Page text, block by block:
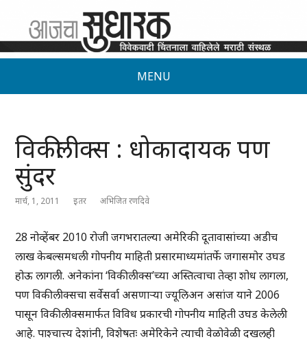
MENU
विकीलीक्स : धोकादायक पण
सुंदर
मार्च, 1, 2011 इतर अभिजित रणदिवे
28 नोव्हेंबर 2010 रोजी जगभरातल्या अमेरिकी दूतावासांच्या अडीच
लाख केबल्समधली गोपनीय माहिती प्रसारमाध्यमांतर्फे जगासमोर उघड
होऊ लागली. अनेकांना ‘विकीलीक्स’च्या अस्तित्वाचा तेव्हा शोध लागला,
पण विकीलीक्सचा सर्वेसर्वा असणाऱ्या ज्यूलिअन असांज याने 2006
पासून विकीलीक्समार्फत विविध प्रकारची गोपनीय माहिती उघड केलेली
आहे. पाश्चात्त्य देशांनी, विशेषतः अमेरिकेने त्याची वेळोवेळी दखलही